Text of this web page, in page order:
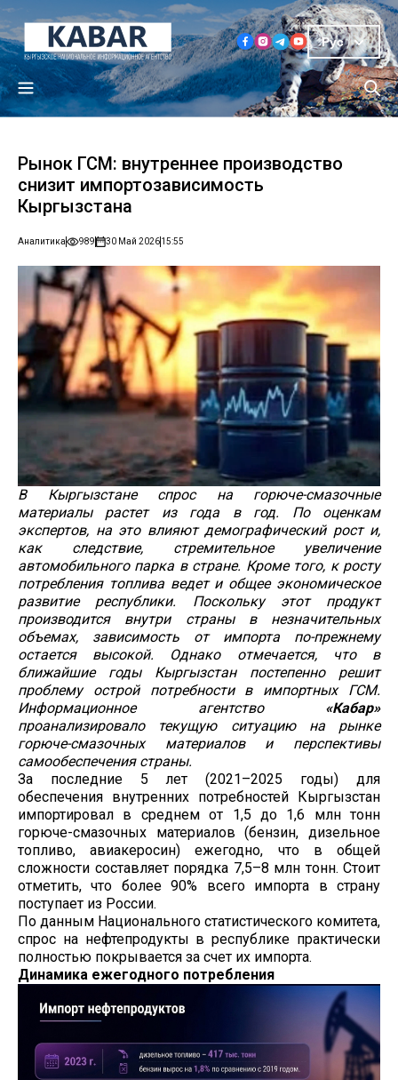
Рус
Рынок ГСМ: внутреннее производство
снизит импортозависимость
Кыргызстана
Аналитика 989 30 Май 202615:55
В Кыргызстане спрос на горюче-смазочные
материалы растет из года в год. По оценкам
экспертов, на это влияют демографический рост и,
как следствие, стремительное увеличение
автомобильного парка в стране. Кроме того, к росту
потребления топлива ведет и общее экономическое
развитие республики. Поскольку этот продукт
производится внутри страны в
незначительных
объемах, зависимость от импорта по-прежнему
остается высокой. Однако отмечается, что в
ближайшие годы Кыргызстан постепенно решит
проблему острой потребности в импортных ГСМ.
Информационное агентство
«Кабар»
проанализировало текущую ситуацию на рынке
горюче-смазочных материалов и перспективы
самообеспечения страны.
За последние 5 лет (2021–2025 годы) для
обеспечения внутренних потребностей Кыргызстан
импортировал в среднем от 1,5 до 1,6 млн тонн
горюче-смазочных материалов (бензин, дизельное
топливо, авиакеросин) ежегодно, что в общей
сложности составляет порядка 7,5–8 млн тонн. Стоит
отметить, что более 90% всего импорта в страну
поступает из России.
По данным Национального статистического комитета,
спрос на нефтепродукты в республике практически
полностью покрывается за счет их импорта.
Динамика ежегодного потребления